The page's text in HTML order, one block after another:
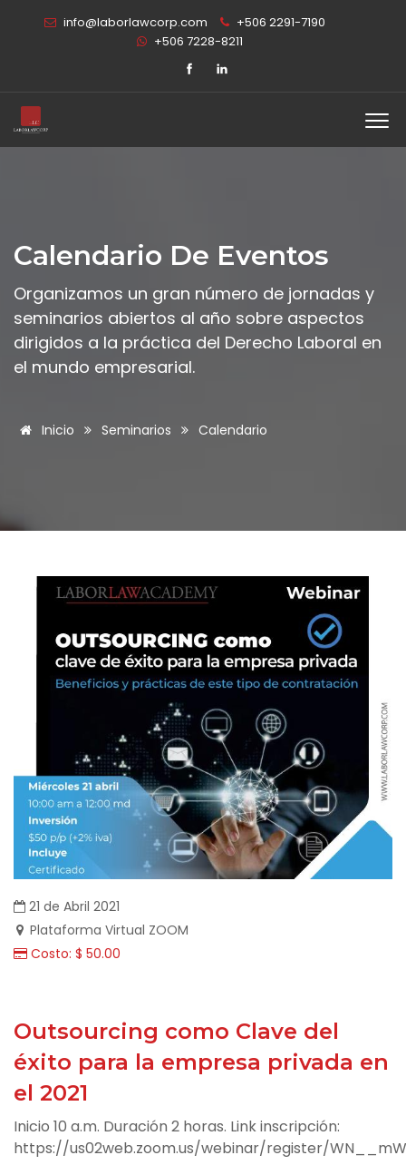
info@laborlawcorp.com
+506 2291-7190
+506 7228-8211
Calendario De Eventos
Organizamos un gran número de jornadas y
seminarios abiertos al año sobre aspectos
dirigidos a la práctica del Derecho Laboral en
el mundo empresarial.
Inicio Seminarios Calendario
21 de Abril 2021
Plataforma Virtual ZOOM
Costo: $ 50.00
Outsourcing como Clave del
éxito para la empresa privada en
el 2021
Inicio 10 a.m. Duración 2 horas. Link inscripción:
https://us02web.zoom.us/webinar/register/